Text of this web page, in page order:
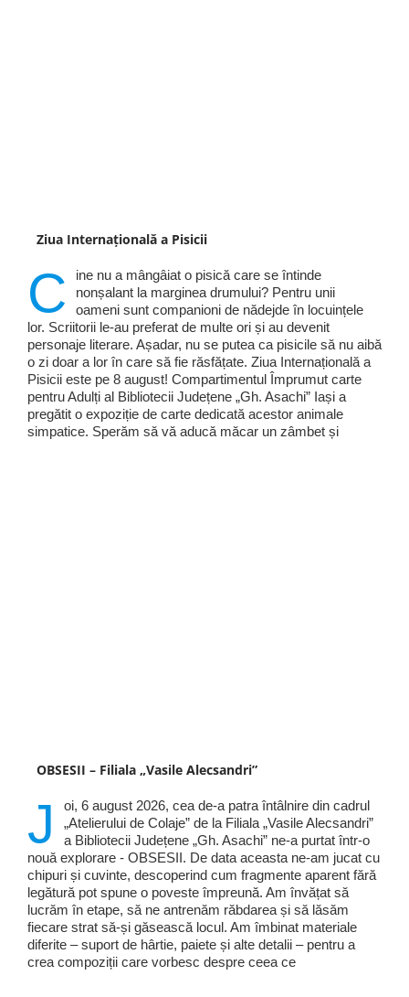
Ziua Internațională a Pisicii
C
ine nu a mângâiat o pisică care se întinde
nonșalant la marginea drumului? Pentru unii
oameni sunt companioni de nădejde în locuințele
lor. Scriitorii le-au preferat de multe ori și au devenit
personaje literare. Așadar, nu se putea ca pisicile să nu aibă
o zi doar a lor în care să fie răsfățate. Ziua Internațională a
Pisicii este pe 8 august! Compartimentul Împrumut carte
pentru Adulți al Bibliotecii Județene „Gh. Asachi” Iași a
pregătit o expoziție de carte dedicată acestor animale
simpatice. Sperăm să vă aducă măcar un zâmbet și
OBSESII – Filiala „Vasile Alecsandri”
J
oi, 6 august 2026, cea de-a patra întâlnire din cadrul
„Atelierului de Colaje” de la Filiala „Vasile Alecsandri”
a Bibliotecii Județene „Gh. Asachi” ne-a purtat într-o
nouă explorare - OBSESII. De data aceasta ne-am jucat cu
chipuri și cuvinte, descoperind cum fragmente aparent fără
legătură pot spune o poveste împreună. Am învățat să
lucrăm în etape, să ne antrenăm răbdarea și să lăsăm
fiecare strat să-și găsească locul. Am îmbinat materiale
diferite – suport de hârtie, paiete și alte detalii – pentru a
crea compoziții care vorbesc despre ceea ce